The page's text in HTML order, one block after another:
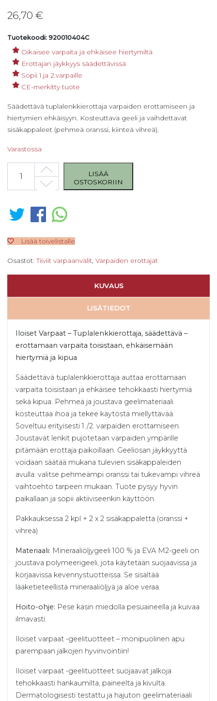
26,70 €
Tuotekoodi: 920010404C
Oikaisee varpaita ja ehkäisee hiertymiltä
Erottajan jäykkyys säädettävissä
Sopii 1.ja 2.varpaille
CE-merkitty tuote
Säädettävä tuplalenkkierottaja varpaiden erottamiseen ja
hiertymien ehkäisyyn. Kosteuttava geeli ja vaihdettavat
sisäkappaleet (pehmeä oranssi, kiinteä vihreä).
Varastossa
Tuplalenkkierottaja säädettävä 2 kpl, koko L/XL määrä
LISÄÄ
OSTOSKORIIN
Lisää toivelistalle
Osastot:Tiiviit varpaanvälit, Varpaiden erottajat
KUVAUS
LISÄTIEDOT
Iloiset Varpaat – Tuplalenkkierottaja, säädettävä –
erottamaan varpaita toisistaan, ehkäisemään
hiertymiä ja kipua
Säädettävä tuplalenkkierottaja auttaa erottamaan
varpaita toisistaan ja ehkäisee tehokkaasti hiertymiä
sekä kipua. Pehmeä ja joustava geelimateriaali
kosteuttaa ihoa ja tekee käytöstä miellyttävää.
Soveltuu erityisesti 1./2. varpaiden erottamiseen.
Joustavat lenkit pujotetaan varpaiden ympärille
pitämään erottaja paikoillaan. Geeliosan jäykkyyttä
voidaan säätää mukana tulevien sisäkappaleiden
avulla: valitse pehmeämpi oranssi tai tukevampi vihreä
vaihtoehto tarpeen mukaan. Tuote pysyy hyvin
paikallaan ja sopii aktiiviseenkin käyttöön.
Pakkauksessa 2 kpl + 2 x 2 sisäkappaletta (oranssi +
vihreä)
Materiaali: Mineraaliöljygeeli 100 % ja EVA M2-geeli on
joustava polymeerigeeli, jota käytetään suojaavissa ja
korjaavissa kevennystuotteissa. Se sisältää
lääketieteellistä mineraaliöljyä ja aloe veraa.
Hoito-ohje: Pese käsin miedolla pesuaineella ja kuivaa
ilmavasti.
Iloiset varpaat -geelituotteet – monipuolinen apu
parempaan jalkojen hyvinvointiin!
Iloiset varpaat -geelituotteet suojaavat jalkoja
tehokkaasti hankaumilta, paineelta ja kivulta.
Dermatologisesti testattu ja hajuton geelimateriaali